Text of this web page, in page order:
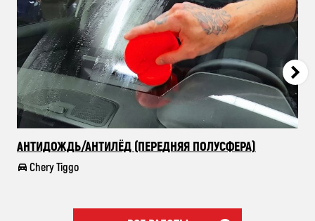
АНТИДОЖДЬ/АНТИЛЁД (ПЕРЕДНЯЯ ПОЛУСФЕРА)
Chery Tiggo